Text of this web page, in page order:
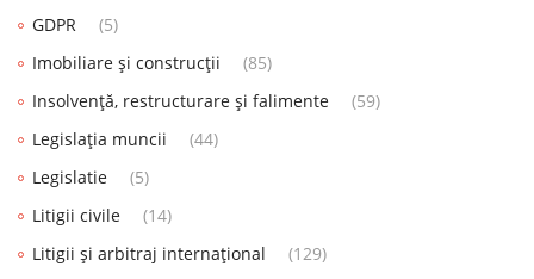
GDPR
(5)
Imobiliare și construcții
(85)
Insolvență, restructurare și falimente
(59)
Legislația muncii
(44)
Legislatie
(5)
Litigii civile
(14)
Litigii și arbitraj internațional
(129)